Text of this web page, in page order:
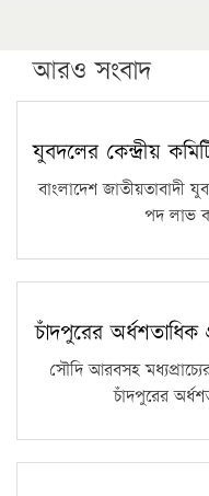
আরও সংবাদ
যুবদলের কেন্দ্রীয়
বাংলাদেশ জাতীয়তাবাদী
পদ লাভ
চাঁদপুরের
সৌদি আরবসহ
চাঁদপুরের